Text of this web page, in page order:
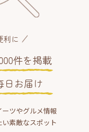
利に
件を掲載
日お届け
ツやグルメ情報
素敵なスポット